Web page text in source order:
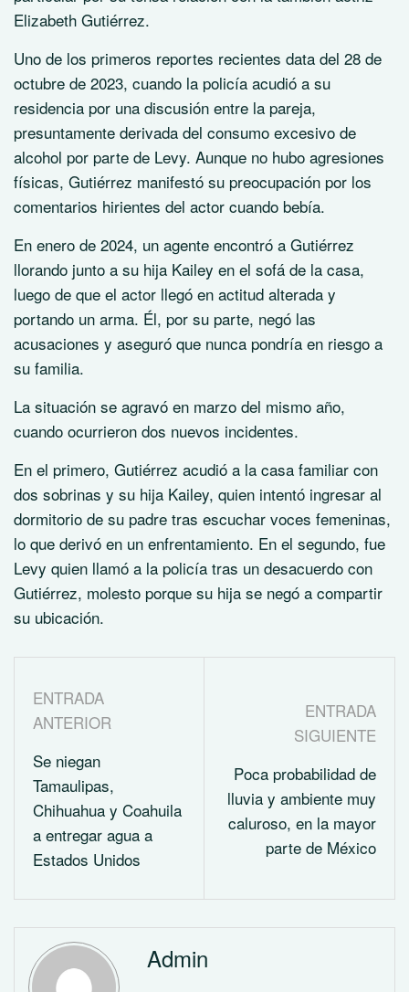
Elizabeth Gutiérrez.
Uno de los primeros reportes recientes data del 28 de
octubre de 2023, cuando la policía acudió a su
residencia por una discusión entre la pareja,
presuntamente derivada del consumo excesivo de
alcohol por parte de Levy. Aunque no hubo agresiones
físicas, Gutiérrez manifestó su preocupación por los
comentarios hirientes del actor cuando bebía.
En enero de 2024, un agente encontró a Gutiérrez
llorando junto a su hija Kailey en el sofá de la casa,
luego de que el actor llegó en actitud alterada y
portando un arma. Él, por su parte, negó las
acusaciones y aseguró que nunca pondría en riesgo a
su familia.
La situación se agravó en marzo del mismo año,
cuando ocurrieron dos nuevos incidentes.
En el primero, Gutiérrez acudió a la casa familiar con
dos sobrinas y su hija Kailey, quien intentó ingresar al
dormitorio de su padre tras escuchar voces femeninas,
lo que derivó en un enfrentamiento. En el segundo, fue
Levy quien llamó a la policía tras un desacuerdo con
Gutiérrez, molesto porque su hija se negó a compartir
su ubicación.
ENTRADA
ANTERIOR
Se niegan
Tamaulipas,
Chihuahua y Coahuila
a entregar agua a
Estados Unidos
ENTRADA
SIGUIENTE
Poca probabilidad de
lluvia y ambiente muy
caluroso, en la mayor
parte de México
Admin